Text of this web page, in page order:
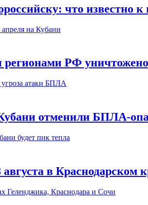
что известно к
РФ
отменили БПЛА-
в Краснодарском